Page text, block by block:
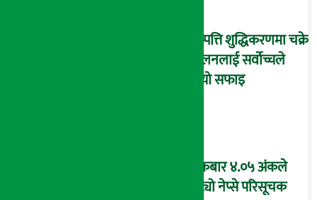
सम्पत्ति शुद्धिकरणमा चक्रे
मिलनलाई सर्वोच्चले
दियो सफाइ
शुक्रबार ४.०५ अंकले
घट्यो नेप्से परिसूचक